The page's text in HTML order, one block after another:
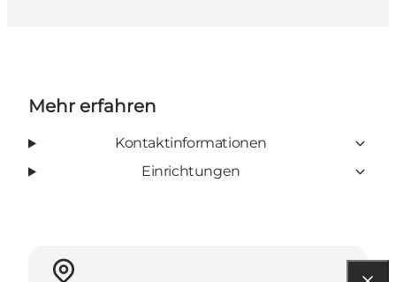
Mehr erfahren
Kontaktinformationen
Einrichtungen